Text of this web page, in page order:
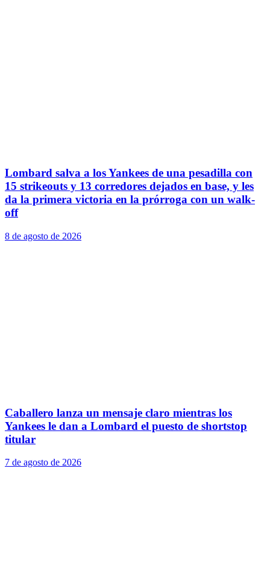
Lombard salva a los Yankees de una pesadilla con
15 strikeouts y 13 corredores dejados en base, y les
da la primera victoria en la prórroga con un walk-
off
8 de agosto de 2026
Caballero lanza un mensaje claro mientras los
Yankees le dan a Lombard el puesto de shortstop
titular
7 de agosto de 2026